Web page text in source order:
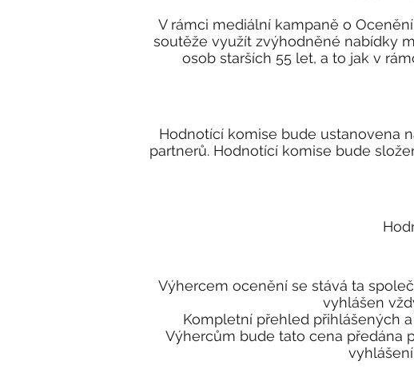
V rámci mediální kampaně o
soutěže využít zvýhodněné nabídky
osob starších 55 let, a to jak v
Hodnotící komise bude ustanovena
partnerů. Hodnotící komise bude
Výhercem ocenění se stává ta
vyhlášen
Kompletní přehled přihlášených
Výhercům bude tato cena předána